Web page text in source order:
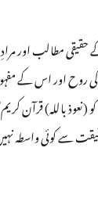
مطالب اور مرادِ
روح اور اس کے
(نعوذ باللہ) قرآن
کوئی واسطہ